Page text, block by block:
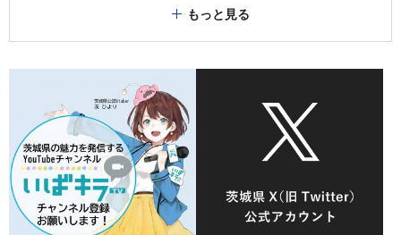
もっと見る